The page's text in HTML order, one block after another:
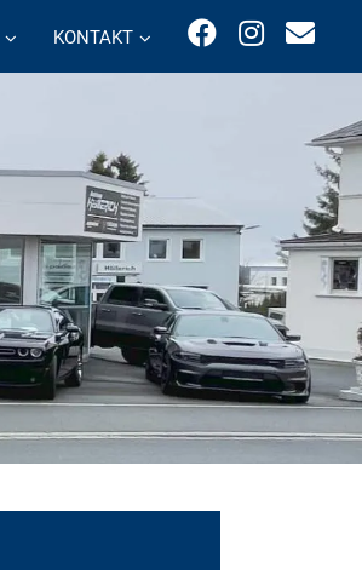
KONTAKT